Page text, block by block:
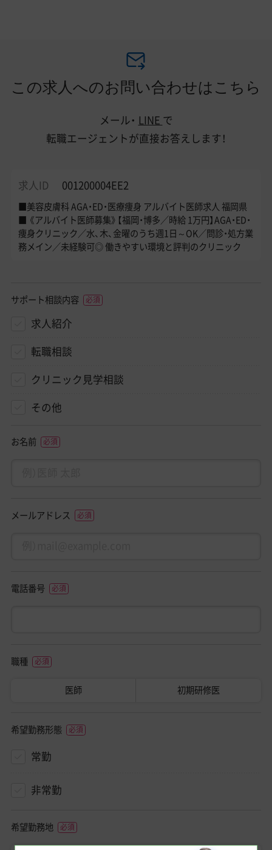
この求人へのお問い合わせはこちら
メール・ LINE で
転職エージェントが直接お答えします！
求人ID 001200004EE2
■美容皮膚科 AGA・ED・医療痩身 アルバイト医師求人 福岡県
■ 《アルバイト医師募集》【福岡・博多／時給 1万円】AGA・ED・
痩身クリニック／水、木、金曜のうち週1日～OK／問診・処方業
務メイン／未経験可◎ 働きやすい環境と評判のクリニック
サポート相談内容
求人紹介
転職相談
クリニック見学相談
その他
お名前
メールアドレス
電話番号
職種
医師 初期研修医
希望勤務形態
常勤
非常勤
希望勤務地